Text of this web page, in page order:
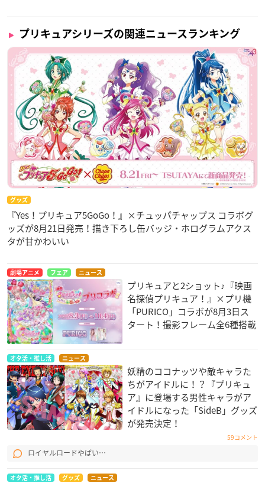
プリキュアシリーズの関連ニュースランキング
グッズ
『Yes！プリキュア5GoGo！』×チュッパチャップス コラボグ
ッズが8月21日発売！描き下ろし缶バッジ・ホログラムアクス
タが甘かわいい
劇場アニメ フェア ニュース
プリキュアと2ショット♪『映画
名探偵プリキュア！』×プリ機
「PURICO」コラボが8月3日ス
タート！撮影フレーム全6種搭載
オタ活・推し活 ニュース
妖精のココナッツや敵キャラた
ちがアイドルに！？『プリキュ
ア』に登場する男性キャラがア
イドルになった「SideB」グッズ
が発売決定！
59コメント
ロイヤルロードやばい…
オタ活・推し活 グッズ ニュース